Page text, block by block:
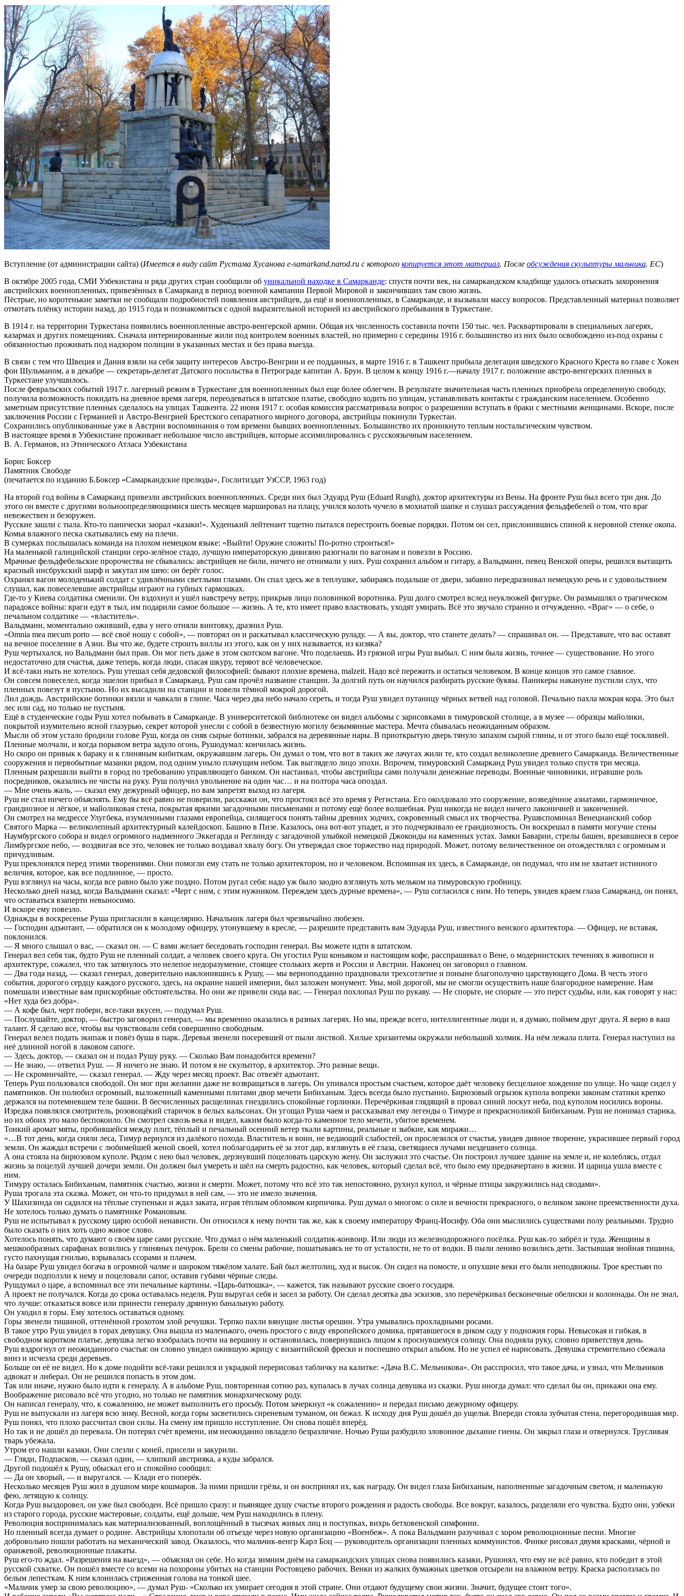
Вступление (от администрации сайта) (Имеется в виду сайт Рустама Хусанова e-samarkand.narod.ru с которого копируется этот материал. После обсуждения скульптуры мальчика. ЕС)
В октябре 2005 года, СМИ Узбекистана и ряда других стран сообщили об уникальной находке в Самарканде: спустя почти век, на самаркандском кладбище удалось отыскать захоронения
австрийских военнопленных, привезённых в Самарканд в период военной кампании Первой Мировой и закончивших там свою жизнь.
Пёстрые, но коротенькие заметки не сообщали подробностей появления австрийцев, да ещё и военнопленных, в Самарканде, и вызывали массу вопросов. Представленный материал позволяет
отмотать плёнку истории назад, до 1915 года и познакомиться с одной выразительной историей из австрийского пребывания в Туркестане.
В 1914 г. на территории Туркестана появились военнопленные австро-венгерской армии. Общая их численность составила почти 150 тыс. чел. Расквартировали в специальных лагерях,
казармах и других помещениях. Сначала интернированные жили под контролем военных властей, но примерно с середины 1916 г. большинство из них было освобождено из-под охраны с
обязанностью проживать под надзором полиции в указанных местах и без права выезда.
В связи с тем что Швеция и Дания взяли на себя защиту интересов Австро-Венгрии и ее подданных, в марте 1916 г. в Ташкент прибыла делегация шведского Красного Креста во главе с Хокен
фон Шульманом, а в декабре — секретарь-делегат Датского посольства в Петрограде капитан А. Брун. В целом к концу 1916 г.—началу 1917 г. положение австро-венгерских пленных в
Туркестане улучшилось.
После февральских событий 1917 г. лагерный режим в Туркестане для военнопленных был еще более облегчен. В результате значительная часть пленных приобрела определенную свободу,
получила возможность покидать на дневное время лагеря, переодеваться в штатское платье, свободно ходить по улицам, устанавливать контакты с гражданским населением. Особенно
заметным присутствие пленных сделалось на улицах Ташкента. 22 июня 1917 г. особая комиссия рассматривала вопрос о разрешении вступать в браки с местными женщинами. Вскоре, после
заключения России с Германией и Австро-Венгрией Брестского сепаратного мирного договора, австрийцы покинули Туркестан.
Сохранились опубликованные уже в Австрии воспоминания о том времени бывших военнопленных. Большинство их проникнуто теплым ностальгическим чувством.
В настоящее время в Узбекистане проживает небольшое число австрийцев, которые ассимилировались с русскоязычным населением.
В. А. Германов, из Этнического Атласа Узбекистана
Борис Боксер
Памятник Свободе
(печатается по изданию Б.Боксер «Самаркандские прелюды», Гослитиздат УзССР, 1963 год)
На второй год войны в Самарканд привезли австрийских военнопленных. Среди них был Эдуард Руш (Eduard Rusgh), доктор архитектуры из Вены. На фронте Руш был всего три дня. До
этого он вместе с другими вольноопределяющимися шесть месяцев маршировал на плацу, учился колоть чучело в мохнатой шапке и слушал рассуждения фельдфебелей о том, что враг
невежествен и безоружен.
Русские зашли с тыла. Кто-то панически заорал «казаки!». Худенький лейтенант тщетно пытался перестроить боевые порядки. Потом он сел, прислонившись спиной к неровной стенке окопа.
Комья влажного песка скатывались ему на плечи.
В сумерках послышалась команда на плохом немецком языке: «Выйти! Оружие сложить! По-ротно строиться!»
На маленькой галицийской станции серо-зелёное стадо, лучшую императорскую дивизию разогнали по вагонам и повезли в Россию.
Мрачные фельдфебельские пророчества не сбывались: австрийцев не били, ничего не отнимали у них. Руш сохранил альбом и гитару, а Вальдманн, певец Венской оперы, решился вытащить
красный инсбрукский шарф и закутал им шею: он берёг голос.
Охранял вагон молоденький солдат с удивлёнными светлыми глазами. Он спал здесь же в теплушке, забираясь подальше от двери, забавно передразнивал немецкую речь и с удовольствием
слушал, как повеселевшие австрийцы играют на губных гармошках.
Где-то у Киева солдатика сменили. Он вздохнул и ушёл навстречу ветру, прикрыв лицо половинкой воротника. Руш долго смотрел вслед неуклюжей фигурке. Он размышлял о трагическом
парадоксе войны: враги едут в тыл, им подарили самое большое — жизнь. А те, кто имеет право властвовать, уходят умирать. Всё это звучало странно и отчужденно. «Враг» — о себе, о
печальном солдатике — «властитель».
Вальдманн, моментально оживший, едва у него отняли винтовку, дразнил Руш.
«Omnia mea mecum porto — всё своё ношу с собой», — повторял он и раскатывал классическую руладу. — А вы, доктор, что станете делать? — спрашивал он. — Представьте, что вас оставят
на вечное поселение в Азии. Вы что же, будете строить виллы из этого, как он у них называется, из кизяка?
Руш чертыхался, но Вальдманн был прав. Он мог петь даже в этом скотском вагоне. Что поделаешь. Из грязной игры Руш выбыл. С ним была жизнь, точнее — существование. Но этого
недостаточно для счастья, даже теперь, когда люди, спасая шкуру, теряют всё человеческое.
И всё-таки ныть не хотелось. Руш утешал себя дедовской философией: бывают плохие времена, malzeit. Надо всё пережить и остаться человеком. В конце концов это самое главное.
Он совсем повеселел, когда эшелон прибыл в Самарканд. Руш сам прочёл название станции. За долгий путь он научился разбирать русские буквы. Паникеры накануне пустили слух, что
пленных повезут в пустыню. Но их высадили на станции и повели тёмной мокрой дорогой.
Лил дождь. Австрийские ботинки вязли и чавкали в глине. Часа через два небо начало сереть, и тогда Руш увидел путаницу чёрных ветвей над головой. Печально пахла мокрая кора. Это был
лес или сад, но только не пустыня.
Ещё в студенческие годы Руш хотел побывать в Самарканде. В университетской библиотеке он видел альбомы с зарисовками в тимуровской столице, а в музее — образцы майолики,
покрытой изумительно ясной глазурью, секрет которой унесли с собой в безвестную могилу безымянные мастера. Мечта сбывалась неожиданным образом.
Мысли об этом устало бродили голове Руш, когда он сняв сырые ботинки, забрался на деревянные нары. В приоткрытую дверь тянуло запахом сырой глины, и от этого было ещё тоскливей.
Пленные молчали, и когда порывом ветра задуло огонь, Рушодумал: кончилась жизнь.
Но скоро он привык к бараку и к глиняным кибиткам, окружавшим лагерь. Он думал о том, что вот в таких же лачугах жили те, кто создал великолепие древнего Самарканда. Величественные
сооружения и первобытные мазанки рядом, под одним уныло плачущим небом. Так выглядело лицо эпохи. Впрочем, тимуровский Самарканд Руш увидел только спустя три месяца.
Пленным разрешили выйти в город по требованию управляющего банком. Он настаивал, чтобы австрийцы сами получали денежные переводы. Военные чиновники, игравшие роль
посредников, оказались не чисты на руку. Руш получил увольнение на один час… и на полтора часа опоздал.
— Мне очень жаль, — сказал ему дежурный офицер, но вам запретят выход из лагеря.
Руш не стал ничего объяснять. Ему бы всё равно не поверили, расскажи он, что простоял всё это время у Регистана. Его околдовало это сооружение, возведённое азиатами, гармоничное,
грандиозное и лёгкое, и майоликовая стена, покрытая яркими загадочными письменами и потому ещё более волшебная. Руш никогда не видел ничего лаконичней и законченней.
Он смотрел на медрессе Улугбека, изумленными глазами европейца, силящегося понять тайны древних зодчих, сокровенный смысл их творчества. Рушвспоминал Венецианский собор
Святого Марка — великолепный архитектурный калейдоскоп. Башню в Пизе. Казалось, она вот-вот упадет, и это подчеркивало ее грандиозность. Он воскрешал в памяти могучие стены
Наумбургского собора и видел огромного надменного Эккегарда и Реглинду с загадочной улыбкой немецкой Джоконды на каменных устах. Замки Баварии, стрелы башен, врезавшиеся в серое
Лимбургское небо, — воздвигая все это, человек не только воздавал хвалу богу. Он утверждал свое торжество над природой. Может, потому величественное он отождествлял с огромным и
причудливым.
Руш преклонялся перед этими творениями. Они помогли ему стать не только архитектором, но и человеком. Вспоминая их здесь, в Самарканде, он подумал, что им не хватает истинного
величия, которое, как все подлинное, — просто.
Руш взглянул на часы, когда все равно было уже поздно. Потом ругал себя: надо уж было заодно взглянуть хоть мельком на тимуровскую гробницу.
Несколько дней назад, когда Вальдманн сказал: «Черт с ним, с этим нужником. Переждем здесь дурные времена», — Руш согласился с ним. Но теперь, увидев краем глаза Самарканд, он понял,
что оставаться взаперти невыносимо.
И вскоре ему повезло.
Однажды в воскресенье Руша пригласили в канцелярию. Начальник лагеря был чрезвычайно любезен.
— Господин адъютант, — обратился он к молодому офицеру, утонувшему в кресле, — разрешите представить вам Эдуарда Руш, известного венского архитектора. — Офицер, не вставая,
поклонился.
— Я много слышал о вас, — сказал он. — С вами желает беседовать господин генерал. Вы можете идти в штатском.
Генерал вел себя так, будто Руш не пленный солдат, а человек своего круга. Он угостил Руш коньяком и настоящим кофе, расспрашивал о Вене, о модернистских течениях в живописи и
архитектуре, сожалел, что так затянулось это нелепое недоразумение, стоящее стольких жертв и России и Австрии. Наконец он заговорил о главном.
— Два года назад, — сказал генерал, доверительно наклонившись к Рушу, — мы верноподданно праздновали трехсотлетие и поныне благополучно царствующего Дома. В честь этого
события, дорогого сердцу каждого русского, здесь, на окраине нашей империи, был заложен монумент. Увы, мой дорогой, мы не смогли осуществить наше благородное намерение. Нам
помешали известные вам прискорбные обстоятельства. Но они же привели сюда вас. — Генерал похлопал Руш по рукаву. — Не спорьте, не спорьте — это перст судьбы, или, как говорят у нас:
«Нет худа без добра».
— А кофе был, черт побери, все-таки вкусен, — подумал Руш.
— Послушайте, доктор, — быстро заговорил генерал, — мы временно оказались в разных лагерях. Но мы, прежде всего, интеллигентные люди и, я думаю, поймем друг друга. Я верю в ваш
талант. Я сделаю все, чтобы вы чувствовали себя совершенно свободным.
Генерал велел подать экипаж и повёз буша в парк. Деревья звенели посеревшей от пыли листвой. Хилые хризантемы окружали небольшой холмик. На нём лежала плита. Генерал наступил на
неё длинной ногой в лаковом сапоге.
— Здесь, доктор, — сказал он и подал Рушу руку. — Сколько Вам понадобится времени?
— Не знаю, — ответил Руш. — Я ничего не знаю. И потом я не скульптор, я архитектор. Это разные вещи.
— Не скромничайте, — сказал генерал. — Жду через месяц проект. Вас отвезёт адъютант.
Теперь Руш пользовался свободой. Он мог при желании даже не возвращаться в лагерь. Он упивался простым счастьем, которое даёт человеку бесцельное хождение по улице. Но чаще сидел у
памятников. Он полюбил огромный, выложенный каменными плитами двор мечети Бибиханым. Здесь всегда было пустынно. Бирюзовый огрызок купола вопреки законам статики крепко
держался на потемневшем теле башни. В бесчисленных расщелинах гнездились спокойные горлинки. Перечёркивая глядящий в провал синий лоскут неба, под куполом носились вороны.
Изредка появлялся смотритель, розовощёкий старичок в белых кальсонах. Он угощал Руша чаем и рассказывал ему легенды о Тимуре и прекрасноликой Бибиханым. Руш не понимал старика,
но их обоих это мало беспокоило. Он смотрел сквозь века и видел, каким было когда-то каменное тело мечети, убитое временем.
Тонкий аромат мяты, пробившейся между плит, тёплый и печальный осенний ветер ткали картины, реальные и зыбкие, как миражи…
«…В тот день, когда сняли леса, Тимур вернулся из далёкого похода. Властитель и воин, не ведающий слабостей, он прослезился от счастья, увидев дивное творение, украсившее первый город
земли. Он жаждал встречи с любимейшей женой своей, хотел поблагодарить её за этот дар, взглянуть в её глаза, светящиеся лучами нездешнего солнца.
А она стояла на бирюзовом куполе. Рядом с нею был человек, дерзнувший поцеловать царскую жену. Он заслужил это счастье. Он построил лучшее здание на земле и, не колеблясь, отдал
жизнь за поцелуй лучшей дочери земли. Он должен был умереть и шёл на смерть радостно, как человек, который сделал всё, что было ему предначертано в жизни. И царица ушла вместе с
ним.
Тимуру осталась Бибиханым, памятник счастью, жизни и смерти. Может, потому что всё это так непостоянно, рухнул купол, и чёрные птицы закружились над сводами».
Руша трогала эта сказка. Может, он что-то придумал в ней сам, — это не имело значения.
У Шахизинда он садился на тёплые ступеньки и ждал заката, играя тёплым обломком кирпичика. Руш думал о многом: о силе и вечности прекрасного, о великом законе преемственности духа.
Не хотелось только думать о памятнике Романовым.
Руш не испытывал к русскому царю особой ненависти. Он относился к нему почти так же, как к своему императору Франц-Иосифу. Оба они мыслились существами полу реальными. Трудно
было сказать о них хоть одно живое слово.
Хотелось понять, что думают о своём царе сами русские. Что думал о нём маленький солдатик-конвоир. Или люди из железнодорожного посёлка. Руш как-то забрёл и туда. Женщины в
мешкообразных сарафанах возились у глиняных печурок. Брели со смены рабочие, пошатываясь не то от усталости, не то от водки. В пыли лениво возились дети. Застывшая знойная тишина,
густо пахнущая гнилью, взрывалась ссорами и плачем.
На базаре Руш увидел богача в огромной чалме и широком тяжёлом халате. Бай был желтолиц, худ и высок. Он сидел на помосте, и опухшие веки его были неподвижны. Трое крестьян по
очереди подползли к нему и поцеловали сапог, оставив губами чёрные следы.
Рушдумал о царе, а вспоминал все эти печальные картины. «Царь-батюшка», — кажется, так называют русские своего государя.
А проект не получался. Когда до срока оставалась неделя, Руш выругал себя и засел за работу. Он сделал десятка два эскизов, зло перечёркивал бесконечные обелиски и колоннады. Он не знал,
что лучше: отказаться вовсе или принести генералу дрянную банальную работу.
Он уходил в горы. Ему хотелось оставаться одному.
Горы звенели тишиной, оттенённой грохотом злой речушки. Терпко пахли вянущие листья орешин. Утра умывались прохладными росами.
В такое утро Руш увидел в горах девушку. Она вышла из маленького, очень простого с виду европейского домика, прятавшегося в диком саду у подножия горы. Невысокая и гибкая, в
свободном коротком платье, девушка легко взобралась почти на вершину и остановилась, повернувшись лицом к проснувшемуся солнцу. Она подняла руку, словно приветствуя день.
Руш вздрогнул от неожиданного счастья: он словно увидел ожившую жрицу с византийской фрески и поспешно открыл альбом. Но не успел её нарисовать. Девушка стремительно сбежала
вниз и исчезла среди деревьев.
Больше он её не видел. Но к доме подойти всё-таки решился и украдкой перерисовал табличку на калитке: «Дача В.С. Мельникова». Он расспросил, что такое дача, и узнал, что Мельников
адвокат и либерал. Он не решился попасть в этом дом.
Так или иначе, нужно было идти к генералу. А в альбоме Руш, повторенная сотню раз, купалась в лучах солнца девушка из сказки. Руш иногда думал: что сделал бы он, прикажи она ему.
Воображение рисовало всё что угодно, но только не памятник монархическому роду.
Он написал генералу, что, к сожалению, не может выполнить его просьбу. Потом зачеркнул «к сожалению» и передал письмо дежурному офицеру.
Руш не выпускали из лагеря всю зиму. Весной, когда горы засветились сиреневым туманом, он бежал. К исходу дня Руш дошёл до ущелья. Впереди стояла зубчатая стена, перегородившая мир.
Руш понял, что плохо рассчитал свои силы. На смену им пришло исступление. Он снова пошёл вперёд.
Но так и не дошёл до перевала. Он потерял счёт времени, им неожиданно овладело безразличие. Ночью Руша разбудило зловонное дыхание гиены. Он закрыл глаза и отвернулся. Трусливая
тварь убежала.
Утром его нашли казаки. Они слезли с коней, присели и закурили.
— Гляди, Подпасков, — сказал один, — хлипкий австрияка, а куды забрался.
Другой подошёл к Рушу, обыскал его и спокойно сообщил:
— Да он хворый, — и выругался. — Клади его поперёк.
Несколько месяцев Руш жил в душном мире кошмаров. За ними пришли грёзы, и он воспринял их, как награду. Он видел глаза Бибиханым, наполненные загадочным светом, и маленькую
фею, летящую к солнцу.
Когда Руш выздоровел, он уже был свободен. Всё пришло сразу: и пьянящее душу счастье второго рождения и радость свободы. Все вокруг, казалось, разделяли его чувства. Будто они, узбеки
из старого города, русские мастеровые, солдаты, ещё дольше, чем Руш находились в плену.
Революция воспринималась как материализованный, воплощённый в тысячах живых лиц и поступках, вихрь бетховенской симфонии.
Но пленный всегда думает о родине. Австрийцы хлопотали об отъезде через новую организацию «Военбеж». А пока Вальдманн разучивал с хором революционные песни. Многие
добровольно пошли работать на механический завод. Оказалось, что мальчик-венгр Карл Боц — руководитель организации пленных коммунистов. Финке рисовал двумя красками, чёрной и
оранжевой, революционные плакаты.
Руш его-то ждал. «Разрешения на выезд», — объяснял он себе. Но когда зимним днём на самаркандских улицах снова появились казаки, Рушонял, что ему не всё равно, кто победит в этой
русской схватке. Он пошёл вместе со всеми на похороны убитых на станции Ростовцево рабочих. Венки из жалких бумажных цветков отсырели на влажном ветру. Краска расползлась по
белым лепесткам. К ним клонилась стриженная голова на тонкой шее.
«Мальчик умер за свою революцию», — думал Руш- «Сколько их умирает сегодня в этой стране. Они отдают будущему свои жизни. Значит, будущее стоит того».